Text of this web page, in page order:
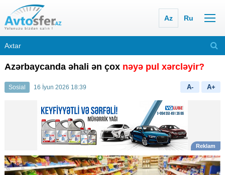
Az Ru
Azərbaycanda əhali ən çox nəyə pul xərcləyir?
Sosial 16 İyun 2026 18:39 A- A+